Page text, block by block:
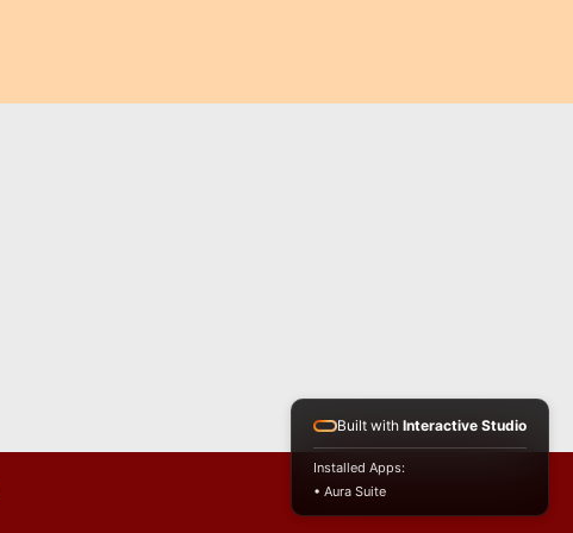
Built with Interactive Studio
Installed Apps:
• Aura Suite